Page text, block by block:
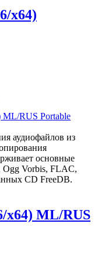
x64)
аудиофайлов из
основные
Vorbis, FLAC,
CD FreeDB.
x64) ML/RUS